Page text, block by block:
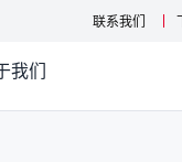
联系我们
我们